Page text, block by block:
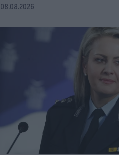
08.08.2026